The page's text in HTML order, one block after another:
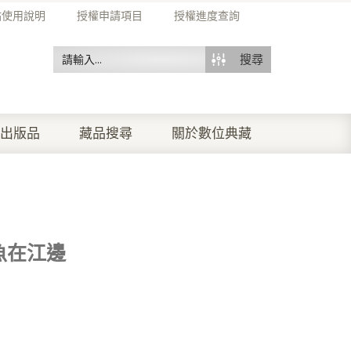
用說明 授權申請項目 授權進度查詢
搜尋
版品 藏品搜尋 關於數位典藏
在江邊